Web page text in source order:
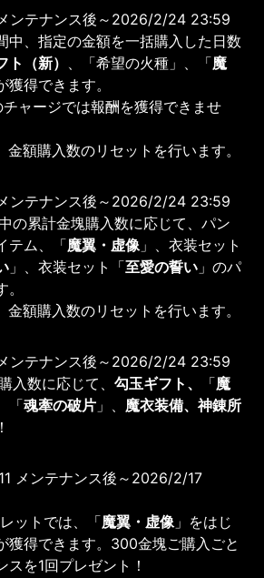
ンテナンス後～2026/2/24 23:59
中、指定の金額を一括購入した日数
ト（新） 、「希望の火種」、「魔
獲得できます。
ャージでは報酬を獲得できませ
額購入数のリセットを行います。
ンテナンス後～2026/2/24 23:59
の累計金塊購入数に応じて、パン
テム、「魔翼・虚像 」、衣装セット
」、衣装セット「至愛の誓い 」のパ
額購入数のリセットを行います。
ンテナンス後～2026/2/24 23:59
入数に応じて、勾玉ギフト、 「魔
「魂牽の破片 」、 魔衣装備、神錬所
メンテナンス後～2026/2/17
ットでは、「魔翼・虚像 」をはじ
獲得できます。300金塊ご購入ごと
を1回プレゼント！